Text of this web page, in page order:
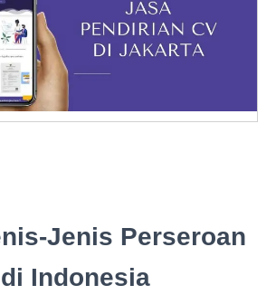
Jenis Perseroan
Indonesia